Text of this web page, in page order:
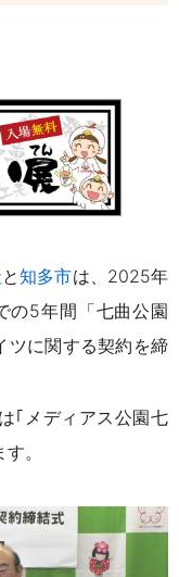
と知多市は、 2025年
の5年間 「七曲公園
ツに関する契約を締
｢メディアス公園七
。